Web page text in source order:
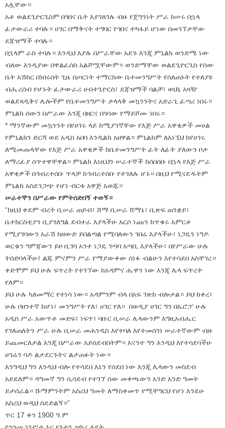
አሏቸው።
አቶ ወልደጊዮርጊስም በጎበና ቤት እያገለገሉ ብዙ የጀግንነት ሥራ ከሠሩ በኋላ
ፊታውራሪ ተባሉ። ሀገር በማቅናት ተግባር የጎበና ተካፋይ ሆነው በመገኘታቸው
ደጃዝማች ተባሉ።
በኋላም ራስ ተባሉ። እንዲህ እያሉ በሥራቸው አደጉ እንጂ ምኒልክ ወንድሜ ነው
ብለው እንዲያው በዋልፈሰስ አልሾሟቸውም። ወንድማቸው ወልደጊዮርጊስ የሰው
ቤት አሽከር በነበሩበት ጊዜ በጦርነት ተማርከው ቤተመንግሥት የሰለጠኑት የተለያዩ
ብሔረሰብ የሆኑት ፊታውራሪ ሀብተጊዮርስ፣ ደጃዝማች ባልቻ፣ ወህኒ አዛዥ
ወልደጻዲቅና ሌሎችም የቤተመንግሥት ታላላቅ መኳንንትና አድራጊ ፈጣሪ ነበሩ።
ምኒልክ ሰውን በሥራው እንጂ በዘርና በጎሳው የማይሾሙ ነበሩ።
* ማንኛውም መኳንንት በየሀገሩ ላይ ከሚያገኛቸው የእጅ ሥራ አዋቂዎች መሀል
የምኒልክን ድርሻ ወደ አዲስ አበባ እንዲልክ አዘዋል። ምኒልክም ለእነኚህ ከየሀገሩ
ለሚመጡላቸው የእጅ ሥራ አዋቂዎች ከቤተመንግሥት ፊት ለፊት ያለውን ቦታ
ለማረፊያ ሰጥተዋቸዋል። ምኒልክ እነዚህን ሠራተኞች ከሰበሰቡ በኋላ የእጅ ሥራ
አዋቂዎች በኅብረተሰቡ ጥላቻ ከኅብረተሰቡ የተገለሉ ሆኑ። በዚህ የሚናደዱትም
ምኒልክ አስደንጋጭ የሆነ ብርቱ አዋጅ አወጁ።
ሠራተኞን በሥራው የምትሰድበኝ ተወኝ።
“ከዚህ ቀደም ብረት ቢሠራ ጠይብ፣ ሸማ ቢሠራ ሸማኔ፣ ቢጽፍ ጠንቋይ፣
ቤተክርስቲያን ቢያገለግል ደብተራ እያላችሁ አርሶ ነጩን ከጥቁሩ አምርቶ
የሚያገባውን አራሽ ከዘውድ ይበልጣል የሚባለውን ገበሬ እያላችሁ፣ ነጋዴን ነግዶ
ወርቁን ግምጃውን ይዞ ቢገባ አንተ ነጋዴ ገጣባ አጣቢ እያላችሁ፣ በየሥራው ሁሉ
ትሰድባላችሁ፤ ልጁ ምናምን ሥራ የማያውቀው ሰነፉ ብልሁን እየተሳደበ አስቸገረ።
ቀድሞም ይህ ሁሉ ፍጥረት የተገኘው ከአዳምና ሔዋን ነው እንጂ ሌላ ፍጥረት
የለም።
ይህ ሁሉ ካለመማር የተነሳ ነው። አዳምንም ብላ በአፍ ገጽከ ብሎታል። ይህ ከቀረ፣
ሁሉ ቦዘንተኛ ከሆነ፣ መንግሥት የለ፣ ሀገር የለ። በወዲያ ሀገር ግን በኤሮፓ ሁሉ
አዲስ ሥራ አውጥቶ መድፍ፣ ነፍጥ፣ ባቡር ቢሠራ ሌላውንም እግዚአብሔር
የገለጠለትን ሥራ ሁሉ ቢሠራ መሐንዲስ እየተባለ እየተመሰገነ ሠራተኛውም ብዙ
ይጨመርለታል እንጂ በሥራው አይሰደብበትም። እናንተ ግን እንዲህ እየተሳደባችሁ
ሀገሬን ባዶ ልታደርጉትና ልታጠፉት ነው።
እንግዲህ ግን እንዲህ ብሎ የተሳደበ እኔን የሰደበ ነው እንጂ ሌላውን መስደብ
አይደለም። ዳግመኛ ግን ሲሳደብ የተገኘ ሰው መቀጫውን አንድ አንድ ዓመት
ይታሰራል። ሹማምንትም አስረህ ዓመት ለማስቀመጥ የሚቸግርህ የሆነ እንደሁ
አስረህ ወዲህ ስደድልኝ።”
ጥር 17 ቀን 1900 ዓ.ም